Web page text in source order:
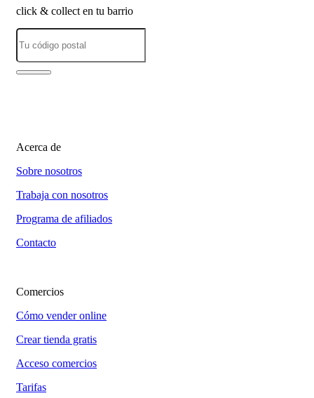
click & collect en tu barrio
Acerca de
Sobre nosotros
Trabaja con nosotros
Programa de afiliados
Contacto
Comercios
Cómo vender online
Crear tienda gratis
Acceso comercios
Tarifas